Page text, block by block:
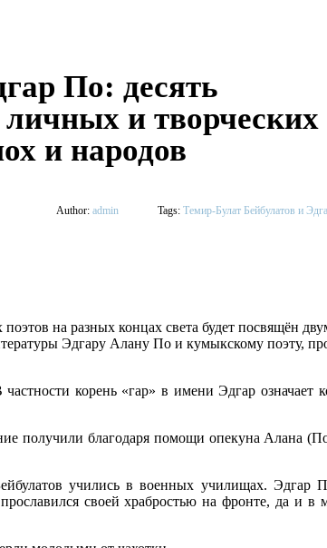
По: десять
и творческих
и народов
Author: admin Tags: Темир-Булат Бейбулатов и
на разных концах света будет посвящён
Эдгару Алану По и кумыкскому поэту,
корень «гар» в имени Эдгар означает
получили благодаря помощи опекуна Алана
учились в военных училищах. Эдгар
своей храбростью на фронте, да и в